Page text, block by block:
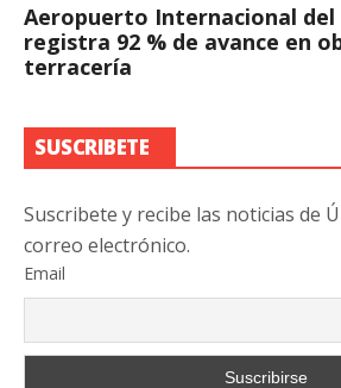
Aeropuerto Internacional del
registra 92 % de avance en
terracería
SUSCRIBETE
Suscribete y recibe las noticias de
correo electrónico.
Email